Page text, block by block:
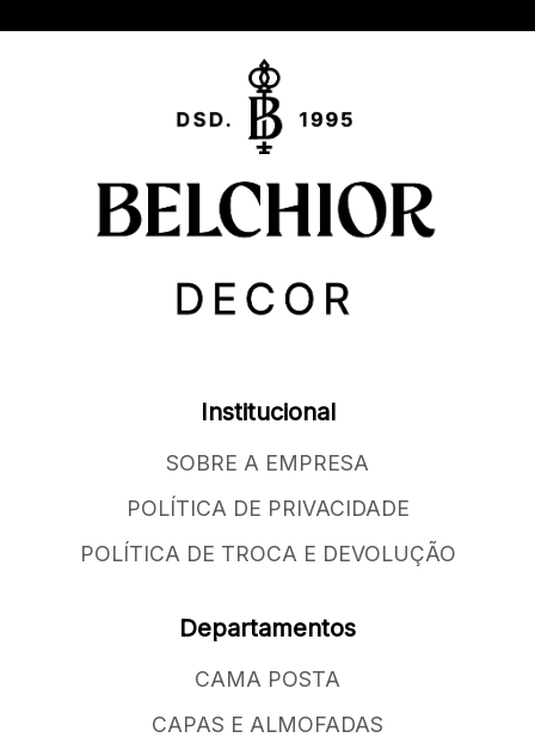
Institucional
SOBRE A EMPRESA
POLÍTICA DE PRIVACIDADE
POLÍTICA DE TROCA E DEVOLUÇÃO
Departamentos
CAMA POSTA
CAPAS E ALMOFADAS